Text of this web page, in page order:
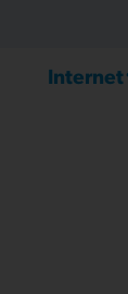
Internet